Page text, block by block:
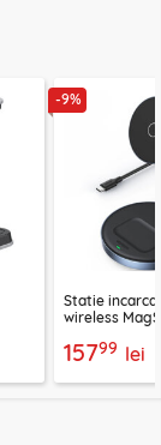
-9%
Statie
wireless
15799 lei